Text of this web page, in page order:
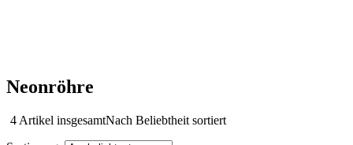
Neonröhre
4 Artikel insgesamtNach Beliebtheit sortiert